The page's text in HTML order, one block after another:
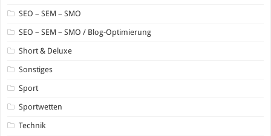
SEO – SEM – SMO
SEO – SEM – SMO / Blog-Optimierung
Short & Deluxe
Sonstiges
Sport
Sportwetten
Technik